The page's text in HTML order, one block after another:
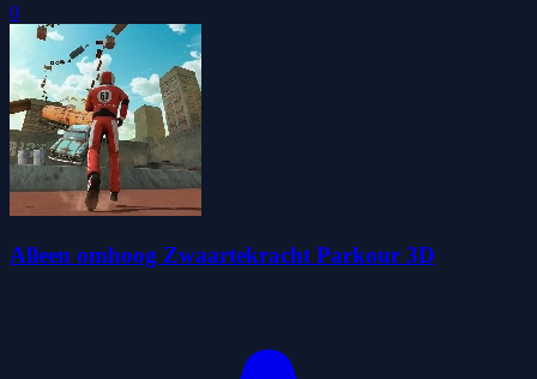
0
Alleen omhoog Zwaartekracht Parkour 3D